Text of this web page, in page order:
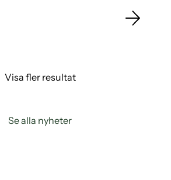
Visa fler resultat
Se alla nyheter